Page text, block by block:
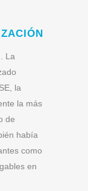
La
la
la más
de
había
como
en